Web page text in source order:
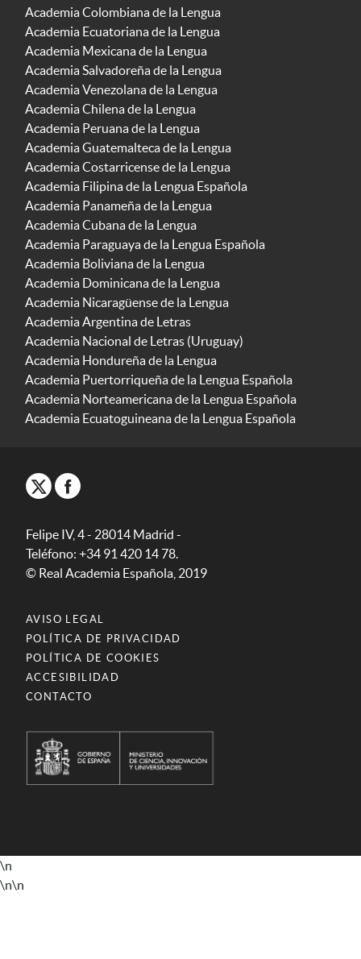
Academia Colombiana de la Lengua
Academia Ecuatoriana de la Lengua
Academia Mexicana de la Lengua
Academia Salvadoreña de la Lengua
Academia Venezolana de la Lengua
Academia Chilena de la Lengua
Academia Peruana de la Lengua
Academia Guatemalteca de la Lengua
Academia Costarricense de la Lengua
Academia Filipina de la Lengua Española
Academia Panameña de la Lengua
Academia Cubana de la Lengua
Academia Paraguaya de la Lengua Española
Academia Boliviana de la Lengua
Academia Dominicana de la Lengua
Academia Nicaragüense de la Lengua
Academia Argentina de Letras
Academia Nacional de Letras (Uruguay)
Academia Hondureña de la Lengua
Academia Puertorriqueña de la Lengua Española
Academia Norteamericana de la Lengua Española
Academia Ecuatoguineana de la Lengua Española
Felipe IV, 4 - 28014 Madrid -
Teléfono: +34 91 420 14 78.
© Real Academia Española, 2019
AVISO LEGAL
POLÍTICA DE PRIVACIDAD
POLÍTICA DE COOKIES
ACCESIBILIDAD
CONTACTO
\n
\n\n